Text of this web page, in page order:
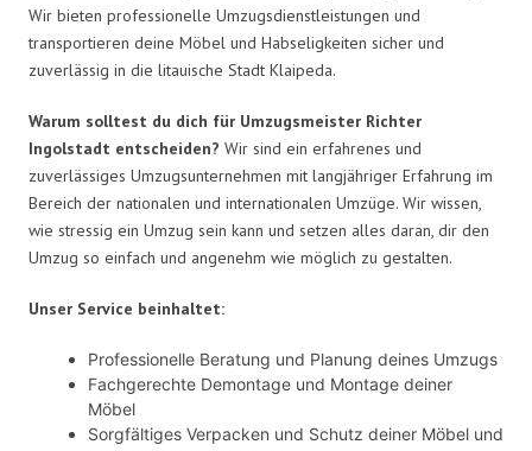
Wir bieten professionelle Umzugsdienstleistungen und
transportieren deine Möbel und Habseligkeiten sicher und
zuverlässig in die litauische Stadt Klaipeda.
Warum solltest du dich für Umzugsmeister Richter
Ingolstadt entscheiden? Wir sind ein erfahrenes und
zuverlässiges Umzugsunternehmen mit langjähriger Erfahrung im
Bereich der nationalen und internationalen Umzüge. Wir wissen,
wie stressig ein Umzug sein kann und setzen alles daran, dir den
Umzug so einfach und angenehm wie möglich zu gestalten.
Unser Service beinhaltet:
Professionelle Beratung und Planung deines Umzugs
Fachgerechte Demontage und Montage deiner
Möbel
Sorgfältiges Verpacken und Schutz deiner Möbel und